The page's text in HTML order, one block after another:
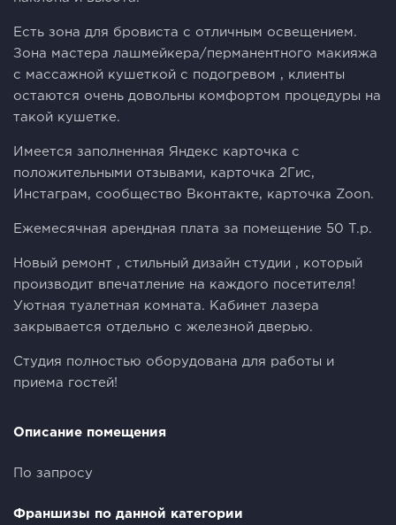
Есть зона для бровиста с отличным освещением.
Зона мастера лашмейкера/перманентного макияжа
с массажной кушеткой с подогревом , клиенты
остаются очень довольны комфортом процедуры на
такой кушетке.
Имеется заполненная Яндекс карточка с
положительными отзывами, карточка 2Гис,
Инстаграм, сообщество Вконтакте, карточка Zооn.
Ежемесячная арендная плата за помещение 50 T.p.
Новый ремонт , стильный дизайн студии , который
производит впечатление на каждого посетителя!
Уютная туалетная комната. Кабинет лазера
закрывается отдельно с железной дверью.
Студия полностью оборудована для работы и
приема гостей!
Описание помещения
По запросу
Франшизы по данной категории